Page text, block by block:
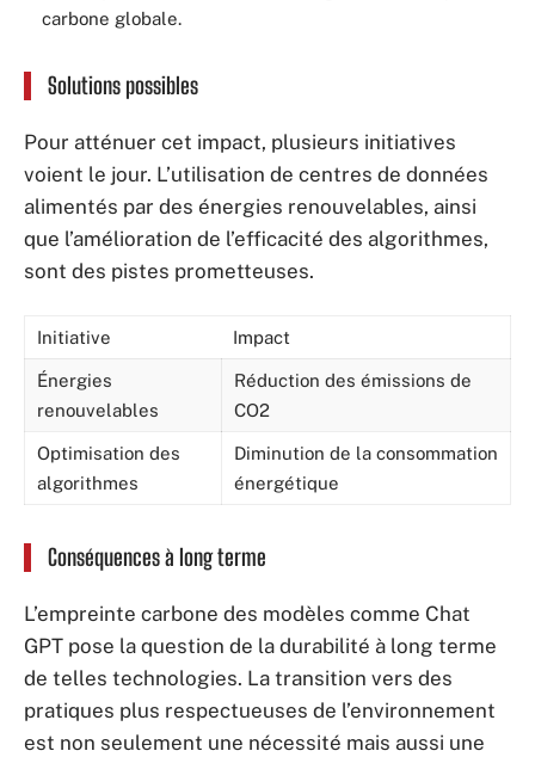
carbone globale.
Solutions possibles
Pour atténuer cet impact, plusieurs initiatives
voient le jour. L’utilisation de centres de données
alimentés par des énergies renouvelables, ainsi
que l’amélioration de l’efficacité des algorithmes,
sont des pistes prometteuses.
Initiative Impact
Énergies
renouvelables
Réduction des émissions de
CO2
Optimisation des
algorithmes
Diminution de la consommation
énergétique
Conséquences à long terme
L’empreinte carbone des modèles comme Chat
GPT pose la question de la durabilité à long terme
de telles technologies. La transition vers des
pratiques plus respectueuses de l’environnement
est non seulement une nécessité mais aussi une